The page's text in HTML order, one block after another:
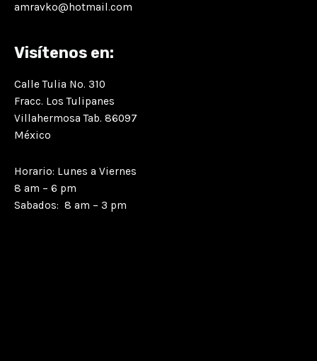
amravko@hotmail.com
Visítenos en:
Calle Tulia No. 310
Fracc. Los Tulipanes
Villahermosa Tab. 86097
México
Horario: Lunes a Viernes
8 am – 6 pm
Sabados: 8 am – 3 pm